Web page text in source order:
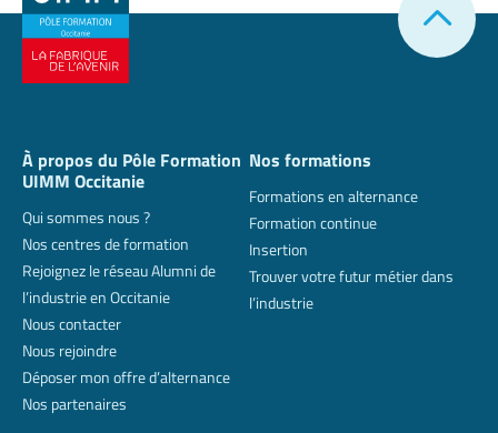
À propos du Pôle Formation
UIMM Occitanie
Qui sommes nous ?
Nos centres de formation
Rejoignez le réseau Alumni de
l’industrie en Occitanie
Nous contacter
Nous rejoindre
Déposer mon offre d’alternance
Nos partenaires
Nos formations
Formations en alternance
Formation continue
Insertion
Trouver votre futur métier dans
l’industrie